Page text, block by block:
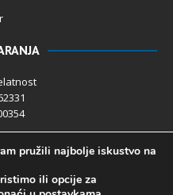
cijelosti
pružili najbolje iskustvo na
ili opcije za